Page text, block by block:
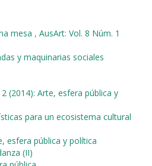
mesa , AusArt: Vol. 8 Núm. 1
y maquinarias sociales
(2014): Arte, esfera pública y
para un ecosistema cultural
esfera pública y política
(II)